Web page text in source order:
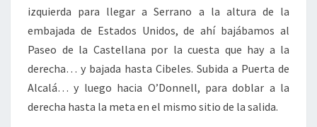
izquierda para llegar a Serrano a la altura de la
embajada de Estados Unidos, de ahí bajábamos al
Paseo de la Castellana por la cuesta que hay a la
derecha… y bajada hasta Cibeles. Subida a Puerta de
Alcalá… y luego hacia O’Donnell, para doblar a la
derecha hasta la meta en el mismo sitio de la salida.